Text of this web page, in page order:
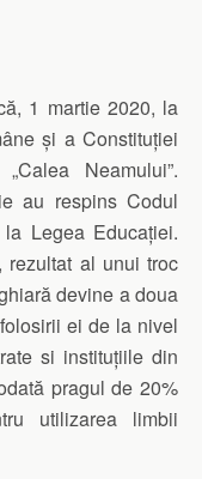
1 martie 2020, la
și a Constituției
Neamului”.
au respins Codul
Legea Educației.
rezultat al unui troc
devine a doua
ei de la nivel
si instituțiile din
pragul de 20%
utilizarea limbii